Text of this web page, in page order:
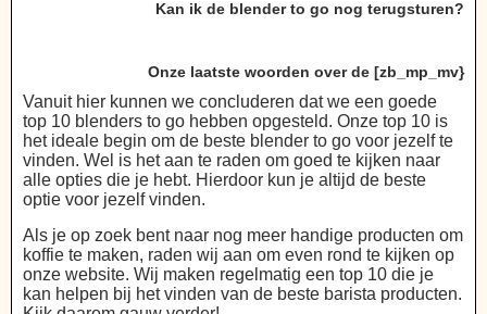
Kan ik de blender to go nog terugsturen?
Onze laatste woorden over de [zb_mp_mv}
Vanuit hier kunnen we concluderen dat we een goede
top 10 blenders to go hebben opgesteld. Onze top 10 is
het ideale begin om de beste blender to go voor jezelf te
vinden. Wel is het aan te raden om goed te kijken naar
alle opties die je hebt. Hierdoor kun je altijd de beste
optie voor jezelf vinden.
Als je op zoek bent naar nog meer handige producten om
koffie te maken, raden wij aan om even rond te kijken op
onze website. Wij maken regelmatig een top 10 die je
kan helpen bij het vinden van de beste barista producten.